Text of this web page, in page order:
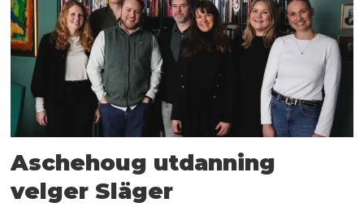
Aschehoug utdanning
velger Släger